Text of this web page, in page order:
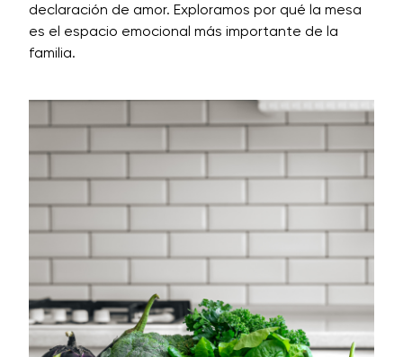
declaración de amor. Exploramos por qué la mesa
es el espacio emocional más importante de la
familia.